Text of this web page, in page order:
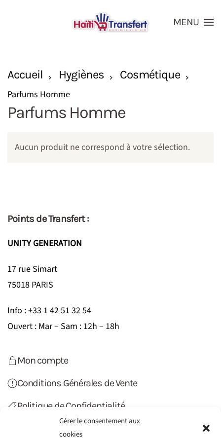
Gérer le consentement aux
cookies
Skip to main content
MENU
Accueil Hygiènes Cosmétique
Parfums Homme
Parfums Homme
Aucun produit ne correspond à votre sélection.
Points de Transfert :
UNITY GENERATION
17 rue Simart
75018 PARIS
Info : +33 1 42 51 32 54
Ouvert : Mar – Sam : 12h – 18h
Mon compte
Conditions Générales de Vente
Politique de Confidentialité
Politique de Cookies (UE)